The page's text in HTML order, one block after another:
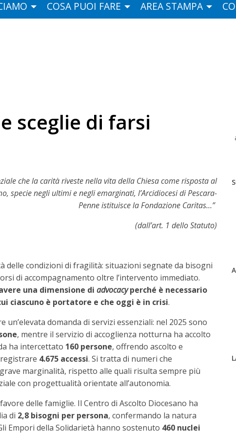
COSA PUOI FARE AREA STAMPA
sceglie di farsi
che la carità riveste nella vita della Chiesa come risposta al
specie negli ultimi e negli emarginati, l’Arcidiocesi di Pescara-
Penne istituisce la Fondazione Caritas…”
(dall’art. 1 dello Statuto)
delle condizioni di fragilità: situazioni segnate da bisogni
di accompagnamento oltre l’intervento immediato.
una dimensione di advocacyperché è necessario
ciascuno è portatore e che oggi è in crisi.
un’elevata domanda di servizi essenziali: nel 2025 sono
, mentre il servizio di accoglienza notturna ha accolto
ha intercettato 160 persone, offrendo ascolto e
4.675 accessi. Si tratta di numeri che
marginalità, rispetto alle quali risulta sempre più
con progettualità orientate all’autonomia.
delle famiglie. Il Centro di Ascolto Diocesano ha
di 2,8 bisogni per persona, confermando la natura
Empori della Solidarietà hanno sostenuto 460 nuclei